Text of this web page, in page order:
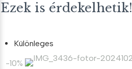
Ezek is érdekelhetik!
Különleges
-10%